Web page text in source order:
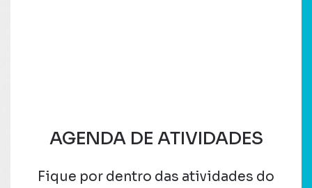
AGENDA DE ATIVIDADES
Fique por dentro das atividades do